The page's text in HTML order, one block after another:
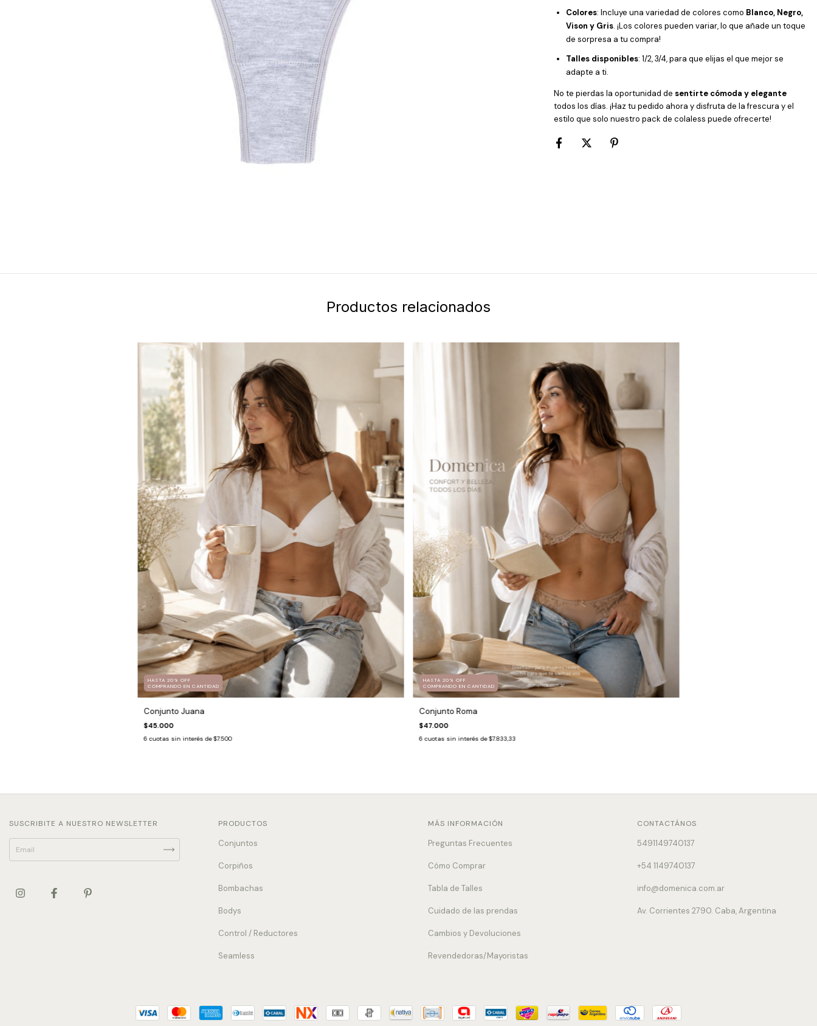
Colores: Incluye una variedad de colores como Blanco, Negro,
Vison y Gris. ¡Los colores pueden variar, lo que añade un toque
de sorpresa a tu compra!
Talles disponibles: 1/2, 3/4, para que elijas el que mejor se
adapte a ti.
No te pierdas la oportunidad de sentirte cómoda y elegante
todos los días. ¡Haz tu pedido ahora y disfruta de la frescura y el
estilo que solo nuestro pack de colaless puede ofrecerte!
Productos relacionados
HASTA 20% OFF
COMPRANDO EN CANTIDAD
Conjunto Juana
$45.000
6 cuotas sin interés de$7.500
HASTA 20% OFF
COMPRANDO EN CANTIDAD
Conjunto Roma
$47.000
6 cuotas sin interés de$7.833,33
SUSCRIBITE A NUESTRO NEWSLETTER PRODUCTOS
Conjuntos
Corpiños
Bombachas
Bodys
Control / Reductores
Seamless
MÁS INFORMACIÓN
Preguntas Frecuentes
Cómo Comprar
Tabla de Talles
Cuidado de las prendas
Cambios y Devoluciones
Revendedoras/Mayoristas
CONTACTÁNOS
5491149740137
+54 1149740137
info@domenica.com.ar
Av. Corrientes 2790. Caba, Argentina